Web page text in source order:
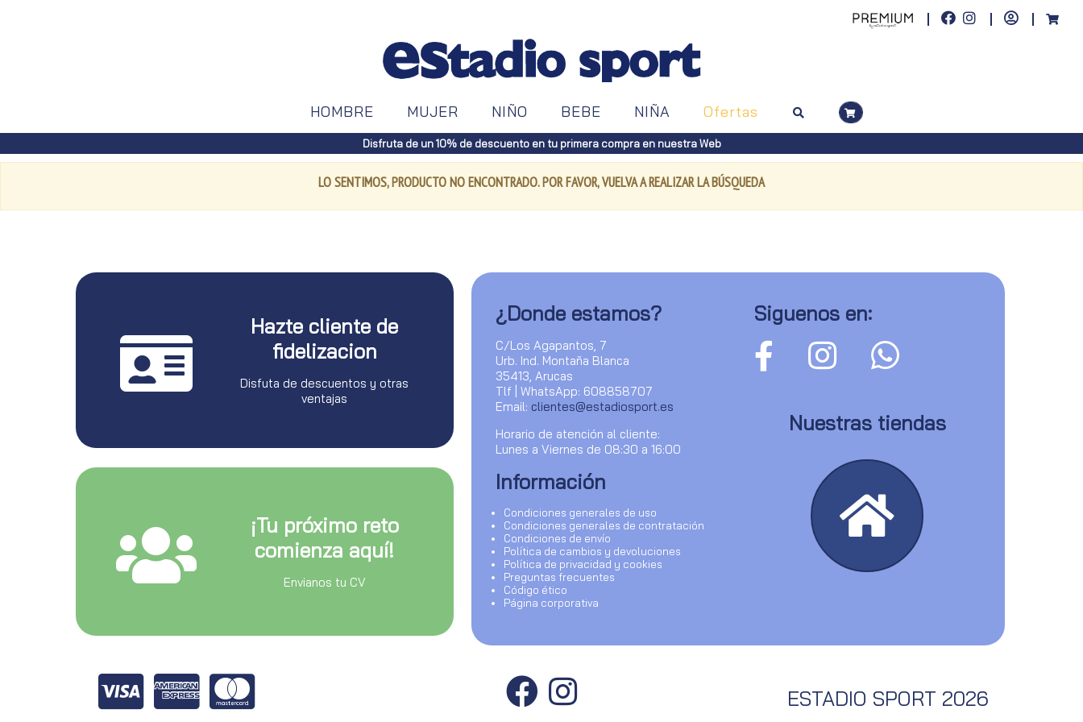
HOMBRE MUJER NIÑO BEBE NIÑA Ofertas
Disfruta de un 10% de descuento en tu primera compra en nuestra Web
LO SENTIMOS, PRODUCTO NO ENCONTRADO. POR FAVOR, VUELVA A REALIZAR LA BÚSQUEDA
Hazte cliente de
fidelizacion
Disfuta de descuentos y otras
ventajas
¡Tu próximo reto
comienza aquí!
Envianos tu CV
¿Donde estamos?
C/Los Agapantos, 7
Urb. Ind. Montaña Blanca
35413, Arucas
Tlf | WhatsApp: 608858707
Email: clientes@estadiosport.es
Horario de atención al cliente:
Lunes a Viernes de 08:30 a 16:00
Información
Condiciones generales de uso
Condiciones generales de contratación
Condiciones de envío
Política de cambios y devoluciones
Política de privacidad y cookies
Preguntas frecuentes
Código ético
Página corporativa
Siguenos en:
Nuestras tiendas
ESTADIO SPORT 2026